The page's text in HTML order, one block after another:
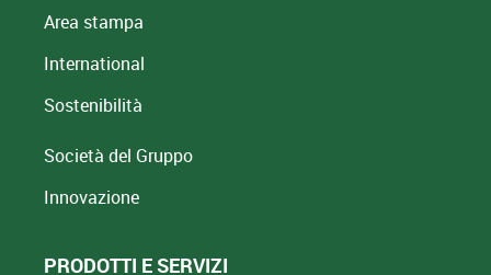
Area stampa
International
Sostenibilità
Società del Gruppo
Innovazione
PRODOTTI E SERVIZI